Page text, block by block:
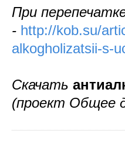
При
- http://kob.su/
alkogholizatsii-s-
Скачать
(проект Общее